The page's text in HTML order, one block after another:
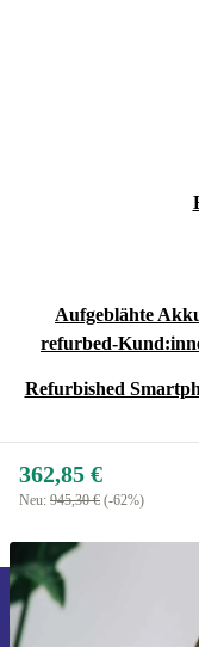
Aufgeblähte
refurbed-
Refurbished
362,85 €
Neu: 945,30 € (-62%)